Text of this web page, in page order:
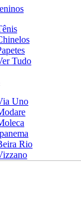
Tudo
Uno
Rio